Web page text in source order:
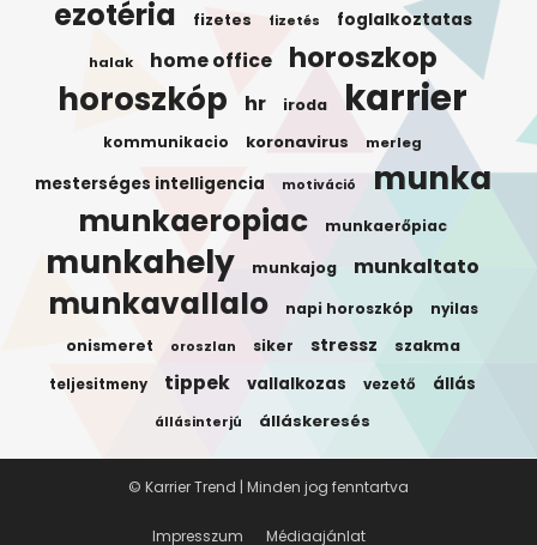
ezotéria fizetes fizetés foglalkoztatas
halak home office horoszkop
horoszkóp hr iroda karrier
kommunikacio koronavirus merleg
mesterséges intelligencia motiváció munka
munkaeropiac munkaerőpiac
munkahely munkajog munkaltato
munkavallalo napi horoszkóp nyilas
onismeret oroszlan siker stressz szakma
teljesitmeny tippek vallalkozas vezető állás
állásinterjú álláskeresés
Impresszum Médiaajánlat
© Karrier Trend | Minden jog fenntartva